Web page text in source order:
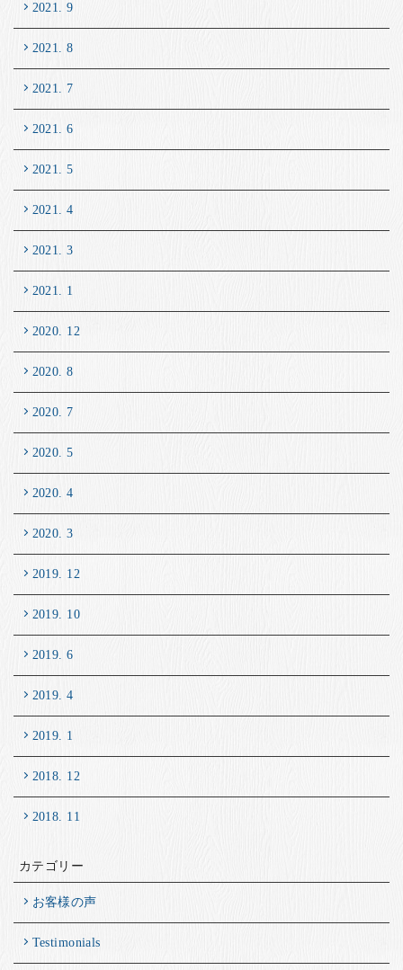
2021. 9
2021. 8
2021. 7
2021. 6
2021. 5
2021. 4
2021. 3
2021. 1
2020. 12
2020. 8
2020. 7
2020. 5
2020. 4
2020. 3
2019. 12
2019. 10
2019. 6
2019. 4
2019. 1
2018. 12
2018. 11
カテゴリー
お客様の声
Testimonials